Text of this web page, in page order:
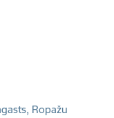
Ropažu